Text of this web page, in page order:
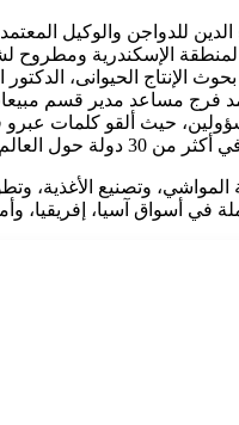
للدواجن والوكيل
لمنطقة الإسكندرية ومطروح
الإنتاج الحيوانى،
فرج مساعد مدير قسم
حيث ألقو كلمات
والاستدامة.
وتصنيع الأغذية،
أسواق آسيا، إفريقيا،